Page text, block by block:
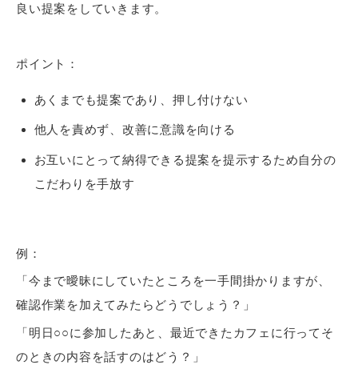
良い提案をしていきます。
ポイント：
あくまでも提案であり、押し付けない
他人を責めず、改善に意識を向ける
お互いにとって納得できる提案を提示するため自分の
こだわりを手放す
例：
「今まで曖昧にしていたところを一手間掛かりますが、
確認作業を加えてみたらどうでしょう？」
「明日○○に参加したあと、最近できたカフェに行ってそ
のときの内容を話すのはどう？」